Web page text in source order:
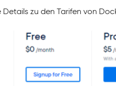
Details zu den Tarifen von